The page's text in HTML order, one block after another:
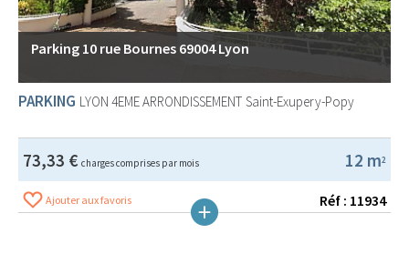
Parking 10 rue Bournes 69004 Lyon
PARKING LYON 4EME ARRONDISSEMENT Saint-Exupery-Popy
12 m2
73,33 € charges comprises par mois
Ajouter aux favoris Réf : 11934